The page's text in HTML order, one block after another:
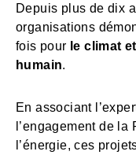
Depuis plus de dix
organisations
fois pour le climat
humain.
En associant
l’engagement de
l’énergie, ces